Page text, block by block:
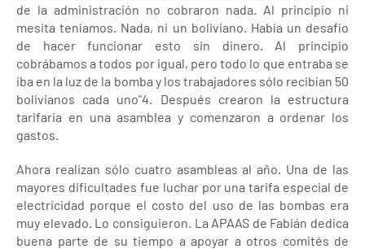
de la administración no cobraron nada. Al principio ni
mesita teníamos. Nada, ni un boliviano. Había un desafío
de hacer funcionar esto sin dinero. Al principio
cobrábamos a todos por igual, pero todo lo que entraba se
iba en la luz de la bomba y los trabajadores sólo recibían 50
bolivianos cada uno"4. Después crearon la estructura
tarifaria en una asamblea y comenzaron a ordenar los
gastos.
Ahora realizan sólo cuatro asambleas al año. Una de las
mayores dificultades fue luchar por una tarifa especial de
electricidad porque el costo del uso de las bombas era
muy elevado. Lo consiguieron. La APAAS de Fabián dedica
buena parte de su tiempo a apoyar a otros comités de